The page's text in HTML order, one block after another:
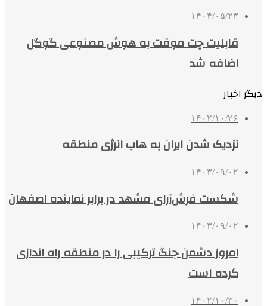
۱۴۰۴/۰۵/۲۳
قابلیت چت موقت به هوش مصنوعی گوگل
اضافه شد
دیگر اخبار
۱۴۰۲/۱۰/۲۶
نزدیک شدن ایران به هاب انرژی منطقه
۱۴۰۳/۰۹/۰۲
شکست فرش‌آرای مشهد در برابر نماینده اصفهان
۱۴۰۳/۰۹/۰۲
امروز دشمن جنگ ترکیبی را در منطقه راه اندازی
کرده است
۱۴۰۲/۱۰/۳۰